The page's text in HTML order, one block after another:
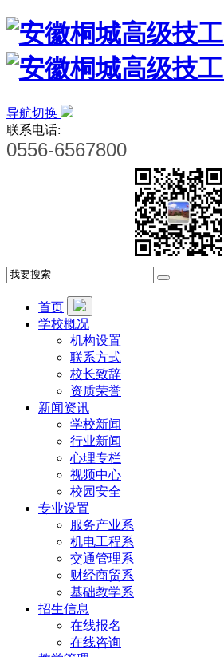
导航切换
联系电话:
0556-6567800
首页
学校概况
机构设置
联系方式
校长致辞
资质荣誉
新闻资讯
学校新闻
行业新闻
心理专栏
视频中心
校园安全
专业设置
服务产业系
机电工程系
交通管理系
财经商贸系
基础教学系
招生信息
在线报名
在线咨询